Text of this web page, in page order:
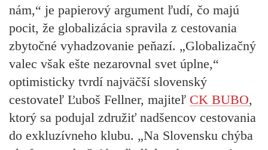
nám,“ je papierový argument ľudí, čo majú
pocit, že globalizácia spravila z cestovania
zbytočné vyhadzovanie peňazí. „Globalizačný
valec však ešte nezarovnal svet úplne,“
optimisticky tvrdí najväčší slovenský
cestovateľ Ľuboš Fellner, majiteľ CK BUBO,
ktorý sa podujal združiť nadšencov cestovania
do exkluzívneho klubu. „Na Slovensku chýba